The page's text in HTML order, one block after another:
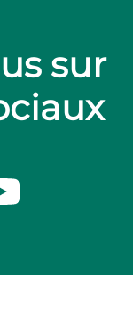
sur